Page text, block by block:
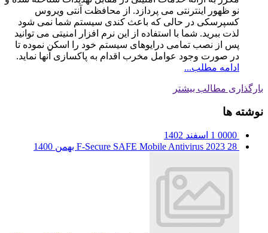
نو ظهور اینترنتی می پردازد. از محافظت آنتی ویروس
کسپرسکی در حالی که باعث کندی سیستم شما نمی شود
لذت ببرید. شما با استفاده از این نرم افزار امنیتی می توانید
پس از نصب تمامی درایوهای سیستم خود را اسکن نموده تا
در صورت وجود عوامل مخرب اقدام به پاکسازی آنها نماید.
ادامه مطلب...
بارگذاری مطالب بیشتر
نوشته ها
0000 1 اسفند 1402
F-Secure SAFE Mobile Antivirus 2023 28 بهمن 1400